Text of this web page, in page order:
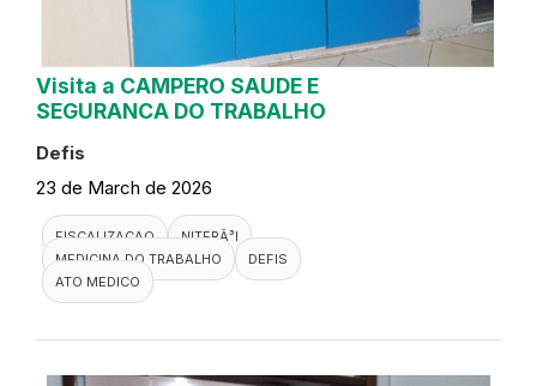
Visita a CAMPERO SAUDE E
SEGURANCA DO TRABALHO
Defis
23 de March de 2026
FISCALIZACAO
NITERÃ³I
MEDICINA DO TRABALHO
DEFIS
ATO MEDICO